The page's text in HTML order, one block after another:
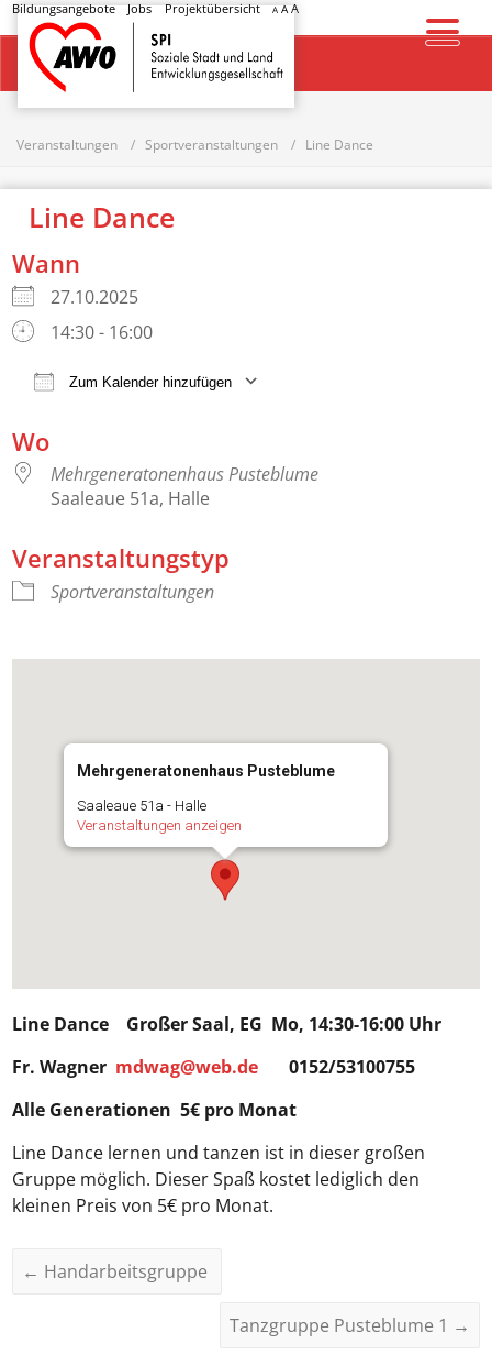
Bildungsangebote Jobs Projektübersicht A AA
Startseite
Veranstaltungen Sportveranstaltungen Line Dance
Line Dance
Wann
27.10.2025
14:30 - 16:00
Zum Kalender hinzufügen
Wo
Mehrgeneratonenhaus Pusteblume
Saaleaue 51a, Halle
Veranstaltungstyp
Sportveranstaltungen
Mehrgeneratonenhaus Pusteblume
Saaleaue 51a - Halle
Veranstaltungen anzeigen
Line Dance
Großer Saal, EG Mo, 14:30-16:00 Uhr
Fr. Wagner mdwag@web.de 0152/53100755
Alle Generationen 5€ pro Monat
Line Dance lernen und tanzen ist in dieser großen
Gruppe möglich. Dieser Spaß kostet lediglich den
kleinen Preis von 5€ pro Monat.
← Handarbeitsgruppe
Tanzgruppe Pusteblume 1 →